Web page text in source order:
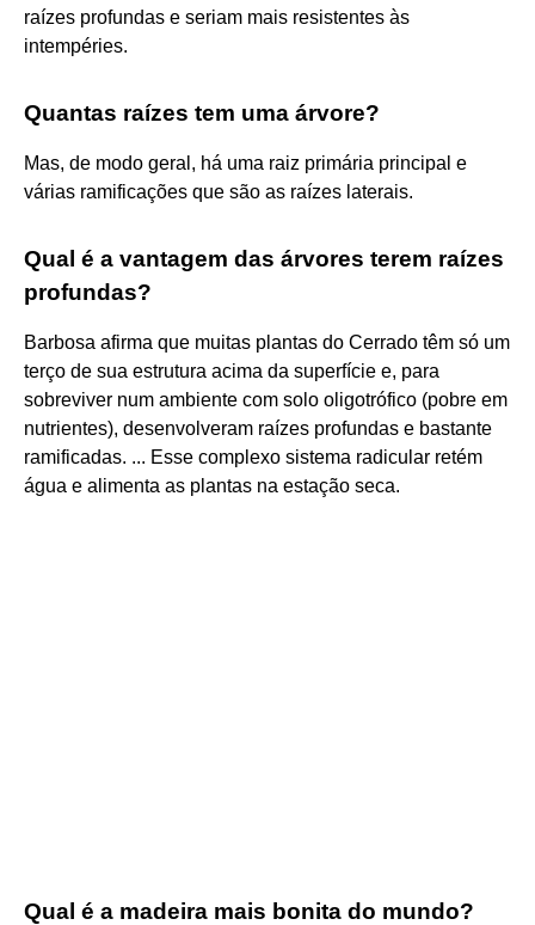
raízes profundas e seriam mais resistentes às
intempéries.
Quantas raízes tem uma árvore?
Mas, de modo geral, há uma raiz primária principal e
várias ramificações que são as raízes laterais.
Qual é a vantagem das árvores terem raízes
profundas?
Barbosa afirma que muitas plantas do Cerrado têm só um
terço de sua estrutura acima da superfície e, para
sobreviver num ambiente com solo oligotrófico (pobre em
nutrientes), desenvolveram raízes profundas e bastante
ramificadas. ... Esse complexo sistema radicular retém
água e alimenta as plantas na estação seca.
Qual é a madeira mais bonita do mundo?